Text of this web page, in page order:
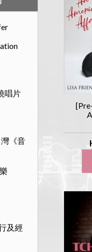
唱片
《音
及經